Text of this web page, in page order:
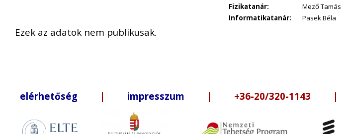
Fizikatanár:
Mező Tamás
Informatikatanár:
Pasek Béla
Ezek az adatok nem publikusak.
elérhetőség | impresszum | +36-20/320-1143